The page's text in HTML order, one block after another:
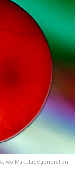
wo Makuladegeneration